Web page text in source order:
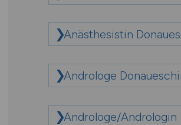
Anästhesistin
Androloge
Androloge/Andrologin